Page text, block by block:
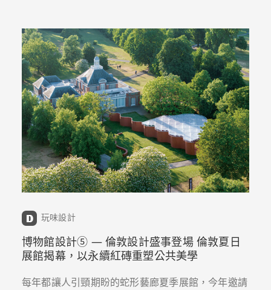
玩味設計
博物館設計➄ — 倫敦設計盛事登場 倫敦夏日
展館揭幕，以永續紅磚重塑公共美學
每年都讓人引頸期盼的蛇形藝廊夏季展館，今年邀請